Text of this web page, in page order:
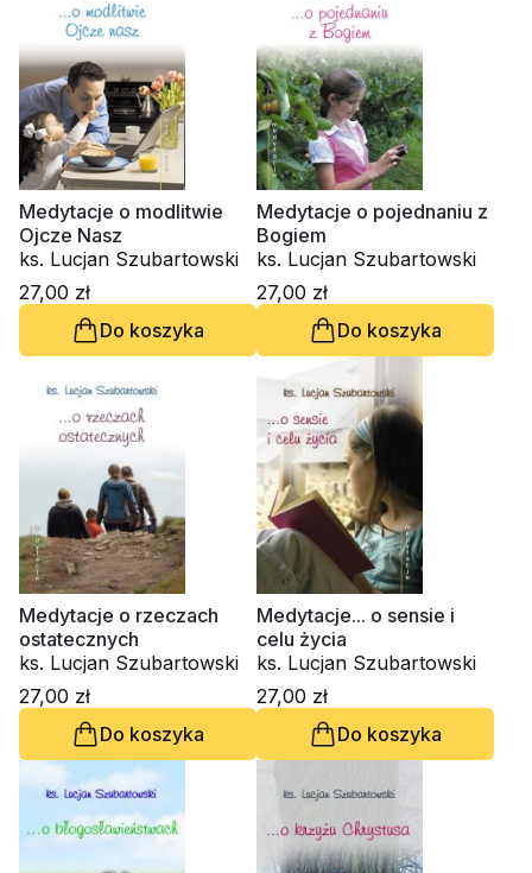
Medytacje o modlitwie
Ojcze Nasz
ks. Lucjan Szubartowski
27,00 zł
Do koszyka
Medytacje o pojednaniu z
Bogiem
ks. Lucjan Szubartowski
27,00 zł
Do koszyka
Medytacje o rzeczach
ostatecznych
ks. Lucjan Szubartowski
27,00 zł
Do koszyka
Medytacje... o sensie i
celu życia
ks. Lucjan Szubartowski
27,00 zł
Do koszyka